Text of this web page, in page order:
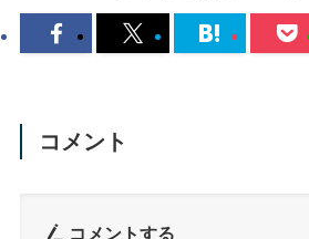
コメント
コメントする